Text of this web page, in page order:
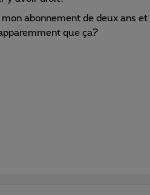
abonnement de deux ans et
que ça?